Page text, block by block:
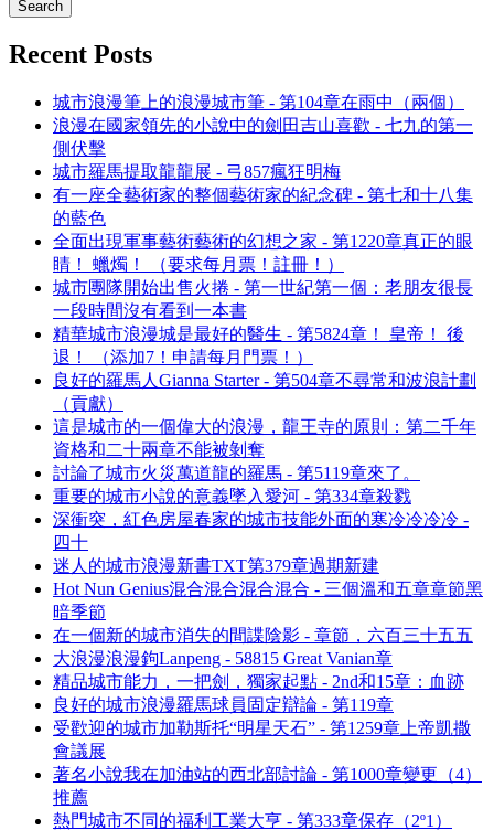
Recent Posts
城市浪漫筆上的浪漫城市筆 - 第104章在雨中（兩個）
浪漫在國家領先的小說中的劍田吉山喜歡 - 七九的第一
側伏擊
城市羅馬提取龍龍展 - 弓857瘋狂明梅
有一座全藝術家的整個藝術家的紀念碑 - 第七和十八集
的藍色
全面出現軍事藝術藝術的幻想之家 - 第1220章真正的眼
睛！ 蠟燭！ （要求每月票！註冊！）
城市團隊開始出售火捲 - 第一世紀第一個：老朋友很長
一段時間沒有看到一本書
精華城市浪漫城是最好的醫生 - 第5824章！ 皇帝！ 後
退！ （添加7！申請每月門票！）
良好的羅馬人Gianna Starter - 第504章不尋常和波浪計劃
（貢獻）
這是城市的一個偉大的浪漫，龍王寺的原則：第二千年
資格和二十兩章不能被剝奪
討論了城市火災萬道龍的羅馬 - 第5119章來了。
重要的城市小說的意義墜入愛河 - 第334章殺戮
深衝突，紅色房屋春家的城市技能外面的寒冷冷冷冷 -
四十
迷人的城市浪漫新書TXT第379章過期新建
Hot Nun Genius混合混合混合混合 - 三個溫和五章章節黑
暗季節
在一個新的城市消失的間諜陰影 - 章節，六百三十五五
大浪漫浪漫鉤Lanpeng - 58815 Great Vanian章
精品城市能力，一把劍，獨家起點 - 2nd和15章：血跡
良好的城市浪漫羅馬球員固定辯論 - 第119章
受歡迎的城市加勒斯托“明星天石” - 第1259章上帝凱撒
會議展
著名小說我在加油站的西北部討論 - 第1000章變更（4）
推薦
熱門城市不同的福利工業大亨 - 第333章保存（2º1）